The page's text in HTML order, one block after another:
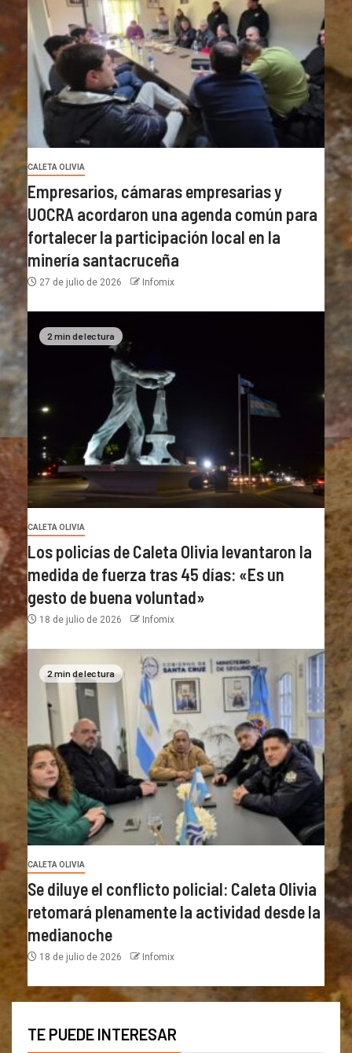
CALETA OLIVIA
Empresarios, cámaras empresarias y
UOCRA acordaron una agenda común para
fortalecer la participación local en la
minería santacruceña
27 de julio de 2026 Infomix
2 min de lectura
CALETA OLIVIA
Los policías de Caleta Olivia levantaron la
medida de fuerza tras 45 días: «Es un
gesto de buena voluntad»
18 de julio de 2026 Infomix
2 min de lectura
CALETA OLIVIA
Se diluye el conflicto policial: Caleta Olivia
retomará plenamente la actividad desde la
medianoche
18 de julio de 2026 Infomix
TE PUEDE INTERESAR